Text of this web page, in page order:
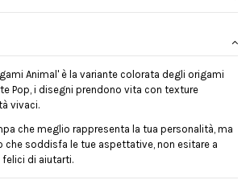
Animal' è la variante colorata degli origami
Pop, i disegni prendono vita con texture
vivaci.
che meglio rappresenta la tua personalità, ma
che soddisfa le tue aspettative, non esitare a
di aiutarti.